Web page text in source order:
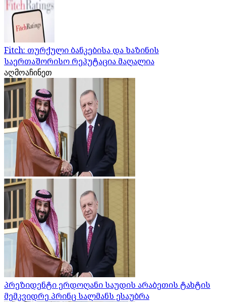
Fitch: თურქული ბანკებისა და ხაზინის
საერთაშორისო რეპუტაცია მაღალია
აღმოაჩინეთ
პრეზიდენტი ერდოღანი საუდის არაბეთის ტახტის
მემკვიდრე პრინც სალმანს ესაუბრა